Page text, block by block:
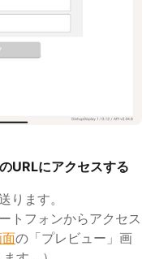
URLにアクセスする
ります。
トフォンからアクセス
の「プレビュー」画